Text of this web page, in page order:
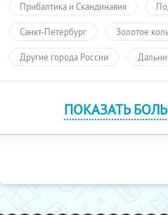
Прибалтика и Скандинавия
Санкт-Петербург Золотое
Другие города России
ПОКАЗАТЬ